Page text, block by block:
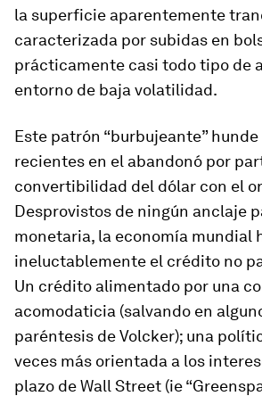
la superficie aparentemente
caracterizada por subidas en
prácticamente casi todo tipo de
entorno de baja volatilidad.
Este patrón “burbujeante”
recientes en el abandonó por
convertibilidad del dólar con el
Desprovistos de ningún anclaje
monetaria, la economía mundial
ineluctablemente el crédito no
Un crédito alimentado por una
acomodaticia (salvando en
paréntesis de Volcker); una
veces más orientada a los
plazo de Wall Street (ie